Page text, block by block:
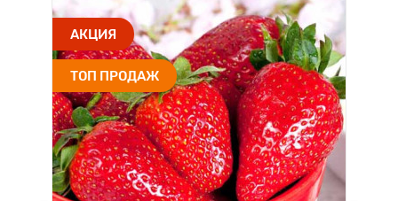
АКЦИЯ
ТОП ПРОДАЖ